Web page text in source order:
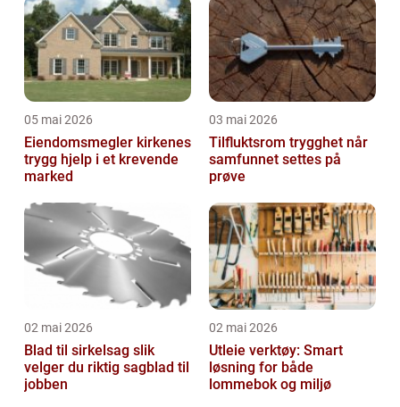
05 mai 2026
Eiendomsmegler kirkenes
trygg hjelp i et krevende
marked
03 mai 2026
Tilfluktsrom trygghet når
samfunnet settes på
prøve
02 mai 2026
Blad til sirkelsag slik
velger du riktig sagblad til
jobben
02 mai 2026
Utleie verktøy: Smart
løsning for både
lommebok og miljø